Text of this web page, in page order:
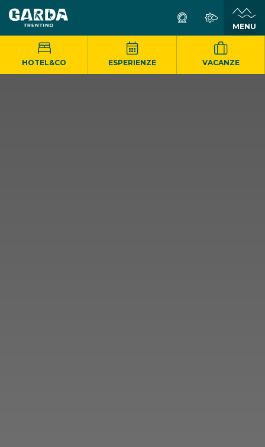
MENU
HOTEL&CO ESPERIENZE VACANZE